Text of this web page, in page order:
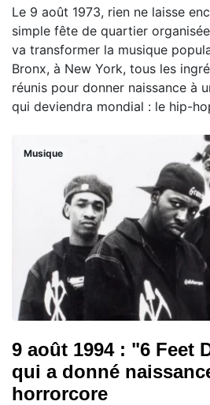
Le 9 août 1973, rien ne laisse
simple fête de quartier
va transformer la musique
Bronx, à New York, tous les
réunis pour donner naissance à
qui deviendra mondial : le hip-
Musique
9 août 1994 : "6 Feet
qui a donné
horrorcore